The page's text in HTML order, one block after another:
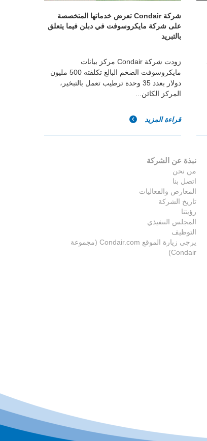
شركة Condair تعرض خدماتها المتخصصة
على شركة مايكروسوفت في دبلن فيما يتعلق
بالتبريد
زودت شركة Condair مركز بيانات
مايكروسوفت الضخم البالغ تكلفته 500 مليون
دولار بعدد 35 وحدة ترطيب تعمل بالتبخير،
المركز الكائن...
قراءة المزيد
نبذة عن الشركة
من نحن
اتصل بنا
المعارض والفعاليات
تاريخ الشركة
رؤيتنا
المجلس التنفيذي
التوظيف
يرجى زيارة الموقع Condair.com (مجموعة
Condair)